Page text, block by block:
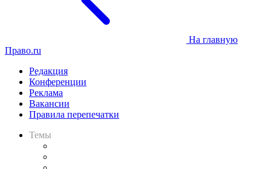
На главную
Право.ru
Редакция
Конференции
Реклама
Вакансии
Правила перепечатки
Темы